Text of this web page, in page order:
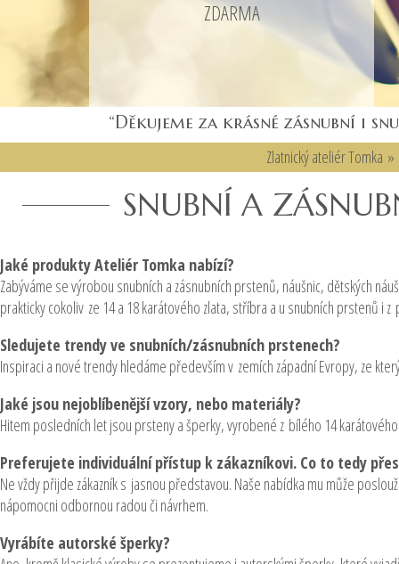
ZDARMA
“Děkujeme za krásné zásnubní i
Zlatnický ateliér Tomka
SNUBNÍ A
Jaké produkty Ateliér Tomka nabízí?
Zabýváme se výrobou snubních a zásnubních prstenů, náušnic, dětských
prakticky cokoliv ze 14 a 18 karátového zlata, stříbra a u snubních prstenů i z
Sledujete trendy ve snubních/zásnubních prstenech?
Inspiraci a nové trendy hledáme především v zemích západní Evropy, ze
Jaké jsou nejoblíbenější vzory, nebo materiály?
Hitem posledních let jsou prsteny a šperky, vyrobené z bílého 14
Preferujete individuální přístup k zákazníkovi. Co to tedy
Ne vždy přijde zákazník s jasnou představou. Naše nabídka mu může
nápomocni odbornou radou či návrhem.
Vyrábíte autorské šperky?